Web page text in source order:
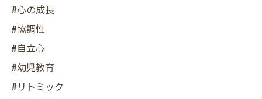
#心の成長
#協調性
#自立心
#幼児教育
#リトミック